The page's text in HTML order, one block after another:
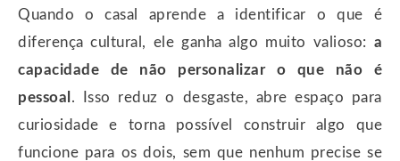
Quando o casal aprende a identificar o que é
diferença cultural, ele ganha algo muito valioso: a
capacidade de não personalizar o que não é
pessoal . Isso reduz o desgaste, abre espaço para
curiosidade e torna possível construir algo que
funcione para os dois, sem que nenhum precise se